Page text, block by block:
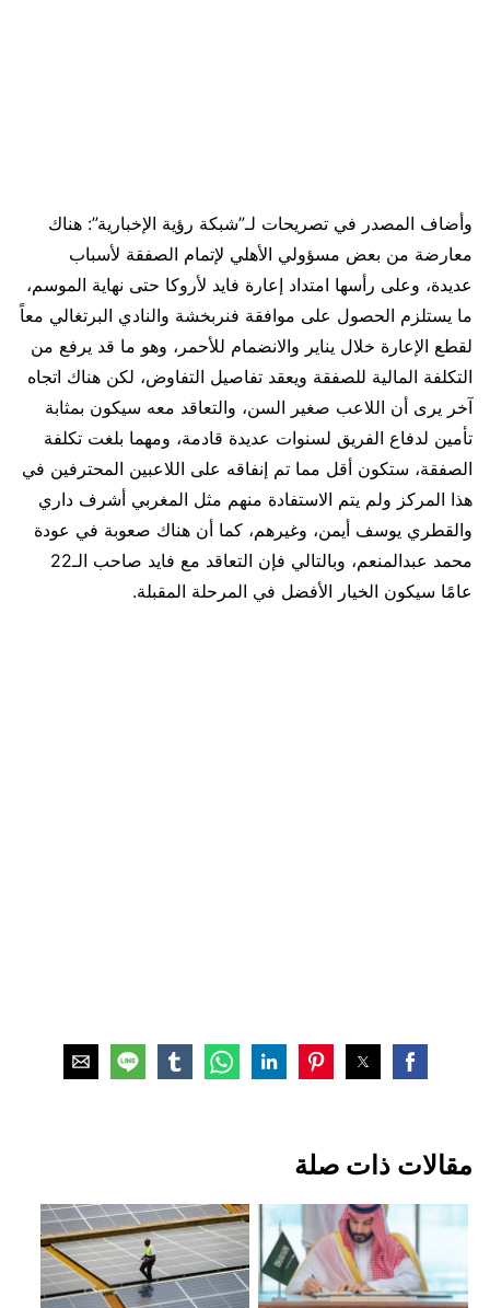
وأضاف المصدر في تصريحات لـ”شبكة رؤية الإخبارية”: هناك
معارضة من بعض مسؤولي الأهلي لإتمام الصفقة لأسباب
عديدة، وعلى رأسها امتداد إعارة فايد لأروكا حتى نهاية الموسم،
ما يستلزم الحصول على موافقة فنربخشة والنادي البرتغالي معاً
لقطع الإعارة خلال يناير والانضمام للأحمر، وهو ما قد يرفع من
التكلفة المالية للصفقة ويعقد تفاصيل التفاوض، لكن هناك اتجاه
آخر يرى أن اللاعب صغير السن، والتعاقد معه سيكون بمثابة
تأمين لدفاع الفريق لسنوات عديدة قادمة، ومهما بلغت تكلفة
الصفقة، ستكون أقل مما تم إنفاقه على اللاعبين المحترفين في
هذا المركز ولم يتم الاستفادة منهم مثل المغربي أشرف داري
والقطري يوسف أيمن، وغيرهم، كما أن هناك صعوبة في عودة
محمد عبدالمنعم، وبالتالي فإن التعاقد مع فايد صاحب الـ22
عامًا سيكون الخيار الأفضل في المرحلة المقبلة.
مقالات ذات صلة